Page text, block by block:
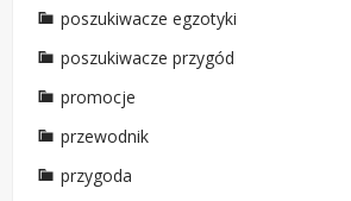
poszukiwacze egzotyki
poszukiwacze przygód
promocje
przewodnik
przygoda